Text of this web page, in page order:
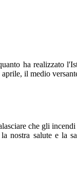
ha realizzato
il medio
che gli
nostra salute e la